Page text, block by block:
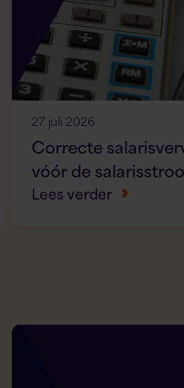
27 juli 2026
Correcte
vóór de
Lees verder